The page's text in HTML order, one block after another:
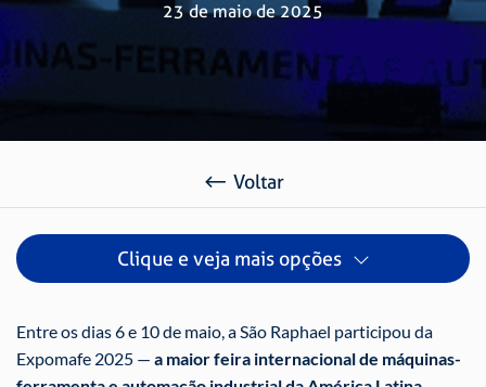
23 de maio de 2025
Voltar
Clique e veja mais opções
Entre os dias 6 e 10 de maio, a São Raphael participou da
Expomafe 2025 — a maior feira internacional de máquinas-